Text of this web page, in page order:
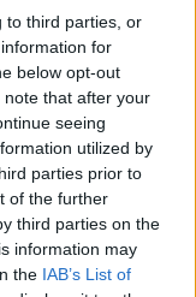
to third parties, or
for
below opt-out
that after your
seeing
utilized by
parties prior to
of the further
third parties on the
information may
the IAB’s List of
phénolique
de
diurétiques.
va avoir un
par une
du poids